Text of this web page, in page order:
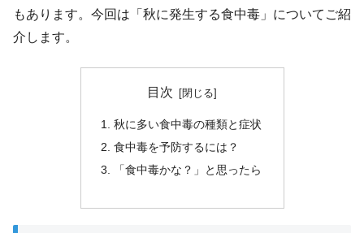
もあります。今回は「秋に発生する食中毒」についてご紹
介します。
目次
秋に多い食中毒の種類と症状
食中毒を予防するには？
「食中毒かな？」と思ったら